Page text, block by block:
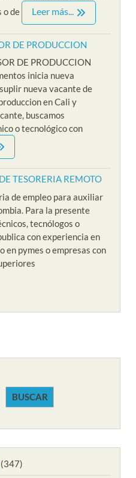
o de
Leer más...
DE PRODUCCION
DE PRODUCCION
inicia nueva
nueva vacante de
en Cali y
buscamos
o tecnológico con
TESORERIA REMOTO
de empleo para auxiliar
Para la presente
tecnólogos o
con experiencia en
en pymes o empresas con
BUSCAR
(347)